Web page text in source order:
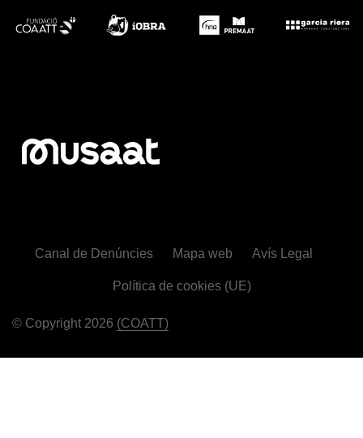
© Copyright 2026 (COATT)
Canal de Denúncies Mapa web Avís Legal
Política de cookies (UE)